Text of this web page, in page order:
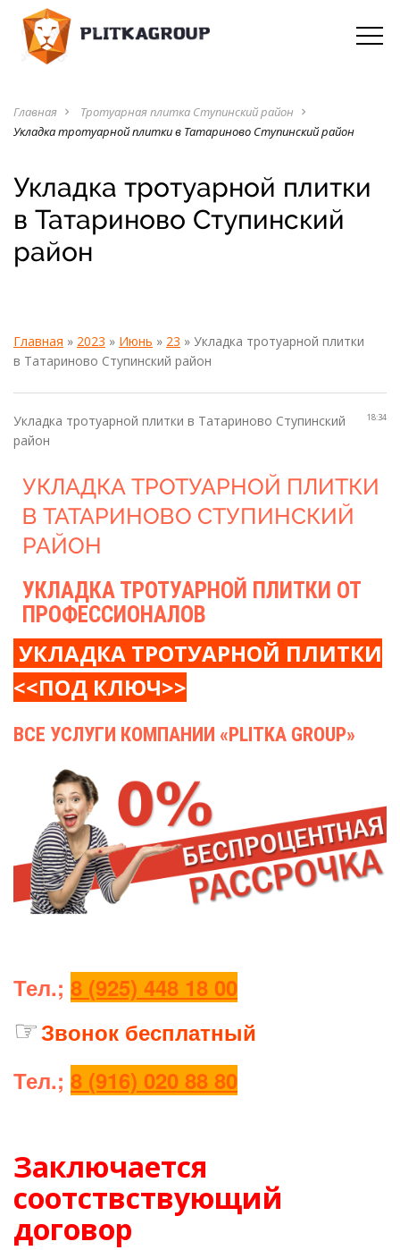
Главная navigate_next Тротуарная плитка Ступинский район navigate_next
Укладка тротуарной плитки в Татариново Ступинский район
Укладка тротуарной плитки
в Татариново Ступинский
район
Главная » 2023 » Июнь » 23 » Укладка тротуарной плитки
в Татариново Ступинский район
18:34
Укладка тротуарной плитки в Татариново Ступинский
район
УКЛАДКА ТРОТУАРНОЙ ПЛИТКИ
В ТАТАРИНОВО СТУПИНСКИЙ
РАЙОН
УКЛАДКА ТРОТУАРНОЙ ПЛИТКИ ОТ
ПРОФЕССИОНАЛОВ
УКЛАДКА ТРОТУАРНОЙ ПЛИТКИ
<<ПОД КЛЮЧ>>
ВСЕ УСЛУГИ КОМПАНИИ «PLITKA GROUP»
Тел.; 8 (925) 448 18 00
☞Звонок бесплатный
Тел.; 8 (916) 020 88 80
Заключается
соотствствующий
договор